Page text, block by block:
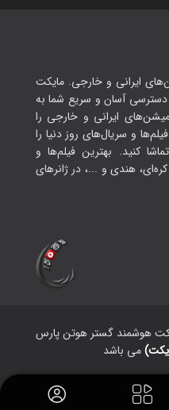
ایرانی و خارجی. مایکت
دسترسی آسان و سریع شما به
ایرانی و خارجی را
و سریال‌های روز دنیا را
کنید. بهترین فیلم‌ها و
کره‌ای، هندی و ...، در ژانرهای
هوشمند گستر هوتن پارس
می باشد